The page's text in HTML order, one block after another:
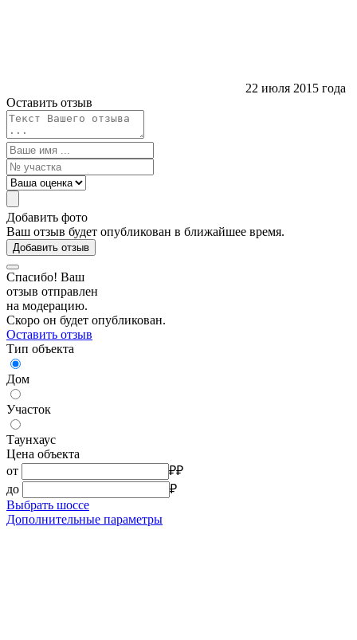
22 июля 2015 года
Оставить отзыв
Добавить фото
Ваш отзыв будет опубликован в ближайшее время.
Добавить отзыв
Спасибо! Ваш
отзыв отправлен
на модерацию.
Скоро он будет опубликован.
Оставить отзыв
Тип объекта
Дом
Участок
Таунхаус
Цена объекта
от
₽₽
до
₽
Выбрать шоссе
Дополнительные параметры